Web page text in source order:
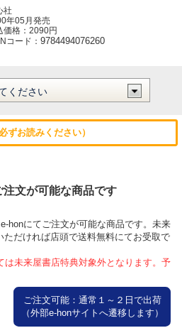
社
年05月発売
価格：2090円
コード：9784494076260
お読みください）
文が可能な商品です
honにてご注文が可能な商品です。未来
だければ店頭で送料無料にてお受取で
未来屋書店特典対象外となります。予
ご注文可能：通常１～２日で出荷
（外部e-honサイトへ遷移します）